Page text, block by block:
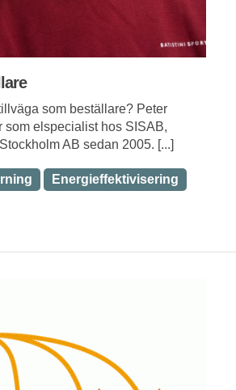
som beställare? Peter
som elspecialist hos SISAB,
AB sedan 2005. [...]
Energieffektivisering